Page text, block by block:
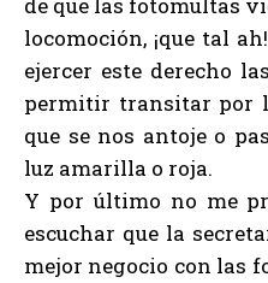
locomoción, ¡que tal
ejercer este derecho
permitir transitar por
que se nos antoje o
luz amarilla o roja.
Y por último no me
escuchar que la
mejor negocio con las